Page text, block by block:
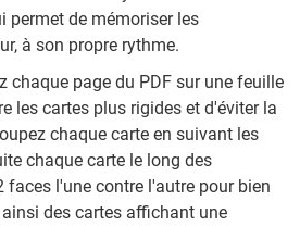
permet de mémoriser les
à son propre rythme.
chaque page du PDF sur une feuille
les cartes plus rigides et d'éviter la
chaque carte en suivant les
chaque carte le long des
faces l'une contre l'autre pour bien
des cartes affichant une